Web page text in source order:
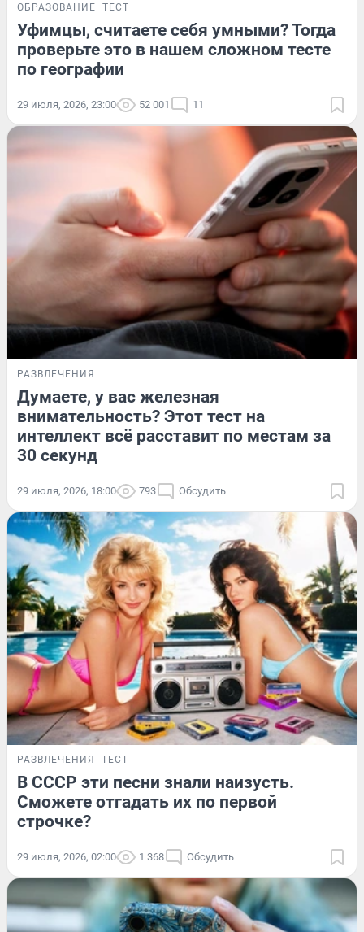
ОБРАЗОВАНИЕ ТЕСТ
Уфимцы, считаете себя умными? Тогда
проверьте это в нашем сложном тесте
по географии
29 июля, 2026, 23:00 52 001 11
РАЗВЛЕЧЕНИЯ
Думаете, у вас железная
внимательность? Этот тест на
интеллект всё расставит по местам за
30 секунд
29 июля, 2026, 18:00 793 Обсудить
РАЗВЛЕЧЕНИЯ ТЕСТ
В СССР эти песни знали наизусть.
Сможете отгадать их по первой
строчке?
29 июля, 2026, 02:00 1 368 Обсудить